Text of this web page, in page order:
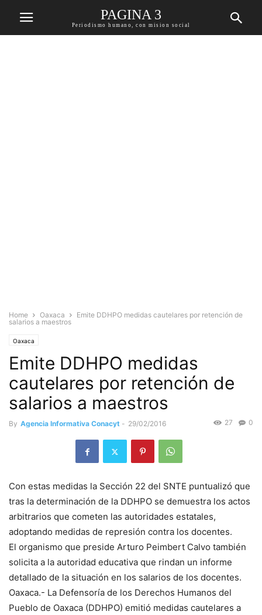
PAGINA 3
Periodismo humano, con mision social
Home Oaxaca
Emite DDHPO medidas cautelares por retención de
salarios a maestros
Oaxaca
Emite DDHPO medidas
cautelares por retención de
salarios a maestros
By Agencia Informativa Conacyt - 29/02/2016 0
27
Con estas medidas la Sección 22 del SNTE puntualizó que
tras la determinación de la DDHPO se demuestra los actos
arbitrarios que cometen las autoridades estatales,
adoptando medidas de represión contra los docentes.
El organismo que preside Arturo Peimbert Calvo también
solicita a la autoridad educativa que rindan un informe
detallado de la situación en los salarios de los docentes.
Oaxaca.- La Defensoría de los Derechos Humanos del
Pueblo de Oaxaca (DDHPO) emitió medidas cautelares a